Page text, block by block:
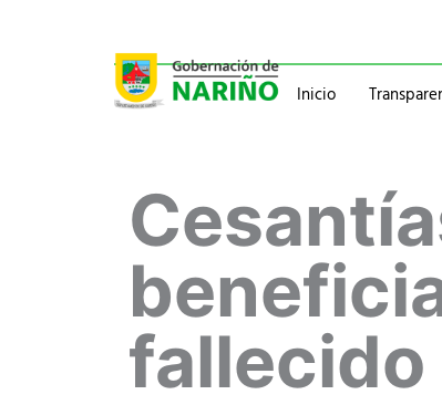
contenido
Inicio
Pasaportes
Normatividad
Gobernador
Información
fallecido